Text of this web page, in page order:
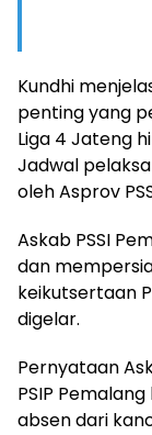
Kundhi
penting yang
Liga 4 Jateng
Jadwal
oleh Asprov
Askab PSSI
dan
keikutsertaan
digelar.
Pernyataan
PSIP
absen dari